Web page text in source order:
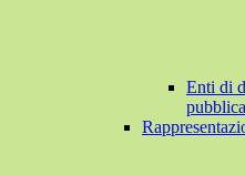
Enti di